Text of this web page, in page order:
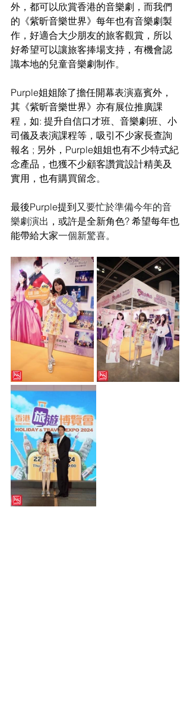
外，都可以欣賞香港的音樂劇，而我們
的 《紫昕音樂世界》每年也有音樂劇製
作，好適合大少朋友的旅客觀賞，所以
好希望可以讓旅客捧場支持，有機會認
識本地的兒童音樂劇制作。
Purple姐姐除了擔任開幕表演嘉賓外 ，
其《紫昕音樂世界》亦有展位推廣課
程 ， 如: 提升自信口才班、音樂劇班、小
司儀及表演課程等 ， 吸引不少家長查詢
報名 ; 另外 ， Purple姐姐也有不少特式紀
念產品 ，也獲不少顧客讚賞設計精美及
實用 ，也有購買留念。
最後Purple提到又要忙於準備今年的音
樂劇演出 ，或許是全新角色? 希望每年也
能帶給大家一個新驚喜。